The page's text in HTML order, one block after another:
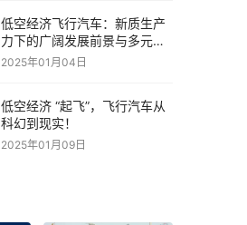
低空经济飞行汽车：新质生产
力下的广阔发展前景与多元影
响
2025年01月04日
低空经济 “起飞”，飞行汽车从
科幻到现实！
2025年01月09日